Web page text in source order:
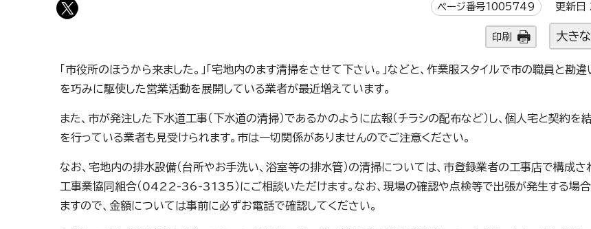
ページ番号1005749 更新日
印刷 大き
「市役所のほうから来ました。」「宅地内のます清掃をさせて下さい。」などと、作業服スタイルで市の職員と勘
を巧みに駆使した営業活動を展開している業者が最近増えています。
また、市が発注した下水道工事（下水道の清掃）であるかのように広報（チラシの配布など）し、個人宅と契約を
を行っている業者も見受けられます。市は一切関係がありませんのでご注意ください。
なお、宅地内の排水設備（台所やお手洗い、浴室等の排水管）の清掃については、市登録業者の工事店で構成
工事業協同組合（0422-36-3135）にご相談いただけます。なお、現場の確認や点検等で出張が発生する場
ますので、金額については事前に必ずお電話で確認してください。